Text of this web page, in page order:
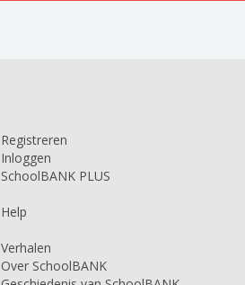
Registreren
Inloggen
SchoolBANK PLUS
Help
Verhalen
Over SchoolBANK